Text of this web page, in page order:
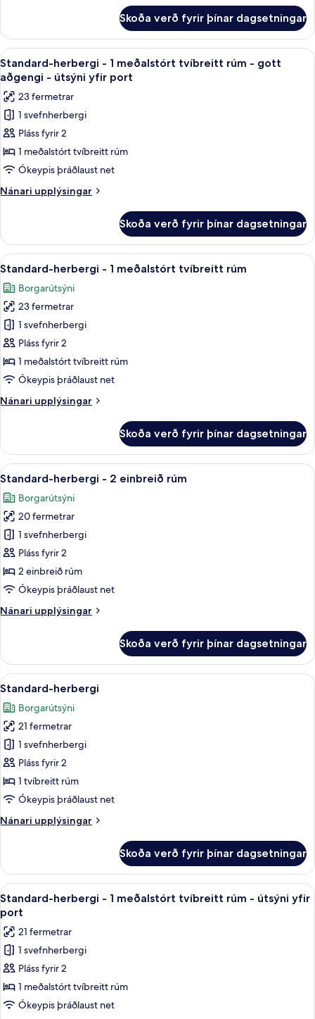
-
meðalstórt
tvíbreitt
rúm
Skoða verð fyrir þínar dagsetningar
Skoða
allar
myndir
fyrir
Standard-
herbergi
-
1
meðalstórt
tvíbreitt
-
gott
aðgengi
-
útsýni
yfir
port
Ofnæmisprófaður sængurfatnaður,
8
Standard-herbergi - 1 meðalstórt tvíbreitt rúm - gott
aðgengi - útsýni yfir port
23 fermetrar
1 svefnherbergi
Pláss fyrir 2
1 meðalstórt tvíbreitt rúm
Ókeypis þráðlaust net
Nánari upplýsingar
Nánari
herbergi
1
tvíbreitt
rúm
gott
aðgengi
-
útsýni
yfir
Skoða verð fyrir þínar dagsetningar
Skoða
allar
myndir
fyrir
Standard-
herbergi
-
1
meðalstórt
tvíbreitt
Ofnæmisprófaður sængurfatnaður,
9
Standard-herbergi - 1 meðalstórt tvíbreitt rúm
Borgarútsýni
23 fermetrar
1 svefnherbergi
Pláss fyrir 2
1 meðalstórt tvíbreitt rúm
Ókeypis þráðlaust net
Nánari upplýsingar
Nánari
herbergi
1
tvíbreitt
rúm
Skoða verð fyrir þínar dagsetningar
Skoða
allar
myndir
fyrir
Standard-
herbergi
-
2
einbreið
rúm
Ofnæmisprófaður sængurfatnaður,
9
Standard-herbergi - 2 einbreið rúm
Borgarútsýni
20 fermetrar
1 svefnherbergi
Pláss fyrir 2
2 einbreið rúm
Ókeypis þráðlaust net
Nánari upplýsingar
Nánari
herbergi
2
rúm
Skoða verð fyrir þínar dagsetningar
Skoða
allar
myndir
fyrir
Standard-
herbergi
Ofnæmisprófaður sængurfatnaður,
9
Standard-herbergi
Borgarútsýni
21 fermetrar
1 svefnherbergi
Pláss fyrir 2
1 tvíbreitt rúm
Ókeypis þráðlaust net
Nánari upplýsingar
Nánari
herbergi
Skoða verð fyrir þínar dagsetningar
Skoða
allar
myndir
fyrir
Standard-
herbergi
-
1
Ofnæmisprófaður sængurfatnaður,
8
Standard-herbergi - 1 meðalstórt tvíbreitt rúm - útsýni yfir
port
21 fermetrar
1 svefnherbergi
Pláss fyrir 2
1 meðalstórt tvíbreitt rúm
Ókeypis þráðlaust net